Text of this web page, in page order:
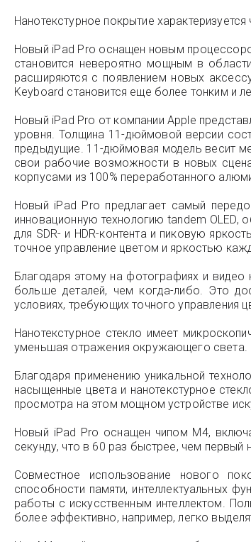
Нанотекстурное покрытие
Новый iPad Pro оснащен новым
становится невероятно мощным в
расширяются с появлением новых
Keyboard становится еще более тонким и
Новый iPad Pro от компании Apple
уровня. Толщина 11-дюймовой версии
предыдущие. 11-дюймовая модель весит
свои рабочие возможности в новых
корпусами из 100% переработанного
Новый iPad Pro предлагает самый
инновационную технологию tandem OLED,
для SDR- и HDR-контента и пиковую
точное управление цветом и яркостью
Благодаря этому на фотографиях и видео
больше деталей, чем когда-либо. Это
условиях, требующих точного управления
Нанотекстурное стекло имеет
уменьшая отражения окружающего света.
Благодаря применению уникальной
насыщенные цвета и нанотекстурное
просмотра на этом мощном устройстве
Новый iPad Pro оснащен чипом M4,
секунду, что в 60 раз быстрее, чем
Совместное использование нового
способности памяти, интеллектуальных
работы с искусственным интеллектом.
более эффективно, например, легко